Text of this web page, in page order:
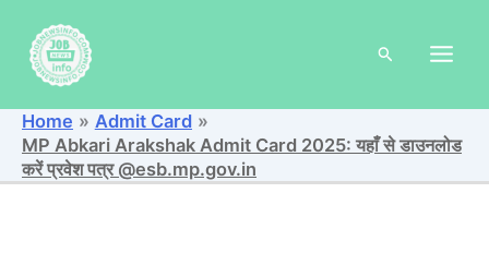
content
Search
Home
Admit Card
MP Abkari Arakshak Admit Card 2025: यहाँ से डाउनलोड
करें प्रवेश पत्र @esb.mp.gov.in